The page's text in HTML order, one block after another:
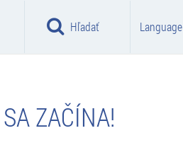
Hľadať Language
ZAČÍNA!